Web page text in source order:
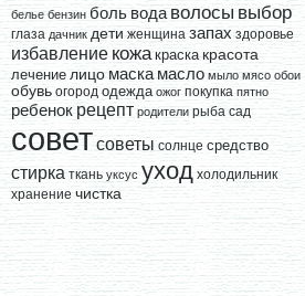
белье бензин боль вода волосы выбор
глаза дачник дети женщина запах здоровье
избавление кожа краска красота
лечение лицо маска масло мыло мясо обои
обувь огород одежда ожог покупка пятно
ребенок рецепт родители рыба сад
советсоветы солнце средство
стирка ткань уксус уход холодильник
хранение чистка